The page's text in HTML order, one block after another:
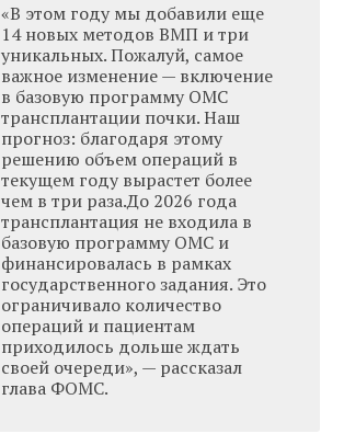
«В этом году мы добавили еще
14 новых методов ВМП и три
уникальных. Пожалуй, самое
важное изменение — включение
в базовую программу ОМС
трансплантации почки. Наш
прогноз: благодаря этому
решению объем операций в
текущем году вырастет более
чем в три раза.До 2026 года
трансплантация не входила в
базовую программу ОМС и
финансировалась в рамках
государственного задания. Это
ограничивало количество
операций и пациентам
приходилось дольше ждать
своей очереди», — рассказал
глава ФОМС.